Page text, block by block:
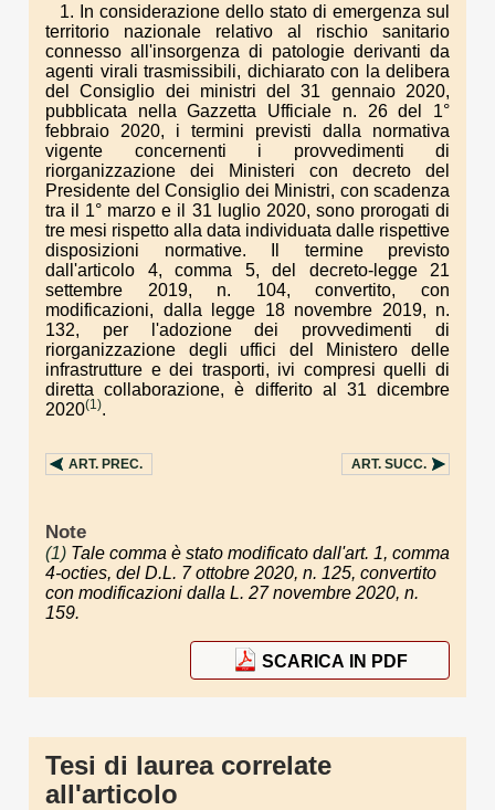
1. In considerazione dello stato di emergenza sul
territorio nazionale relativo al rischio sanitario
connesso all'insorgenza di patologie derivanti da
agenti virali trasmissibili, dichiarato con la delibera
del Consiglio dei ministri del 31 gennaio 2020,
pubblicata nella Gazzetta Ufficiale n. 26 del 1°
febbraio 2020, i termini previsti dalla normativa
vigente concernenti i provvedimenti di
riorganizzazione dei Ministeri con decreto del
Presidente del Consiglio dei Ministri, con scadenza
tra il 1° marzo e il 31 luglio 2020, sono prorogati di
tre mesi rispetto alla data individuata dalle rispettive
disposizioni normative. Il termine previsto
dall'articolo 4, comma 5, del decreto-legge 21
settembre 2019, n. 104, convertito, con
modificazioni, dalla legge 18 novembre 2019, n.
132, per l'adozione dei provvedimenti di
riorganizzazione degli uffici del Ministero delle
infrastrutture e dei trasporti, ivi compresi quelli di
diretta collaborazione, è differito al 31 dicembre
2020(1).
ART. PREC. ART. SUCC.
Note
(1) Tale comma è stato modificato dall'art. 1, comma
4-octies, del D.L. 7 ottobre 2020, n. 125, convertito
con modificazioni dalla L. 27 novembre 2020, n.
159.
SCARICA IN PDF
Tesi di laurea correlate
all'articolo